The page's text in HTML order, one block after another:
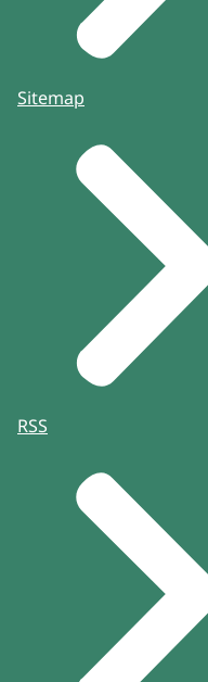
Sitemap
RSS